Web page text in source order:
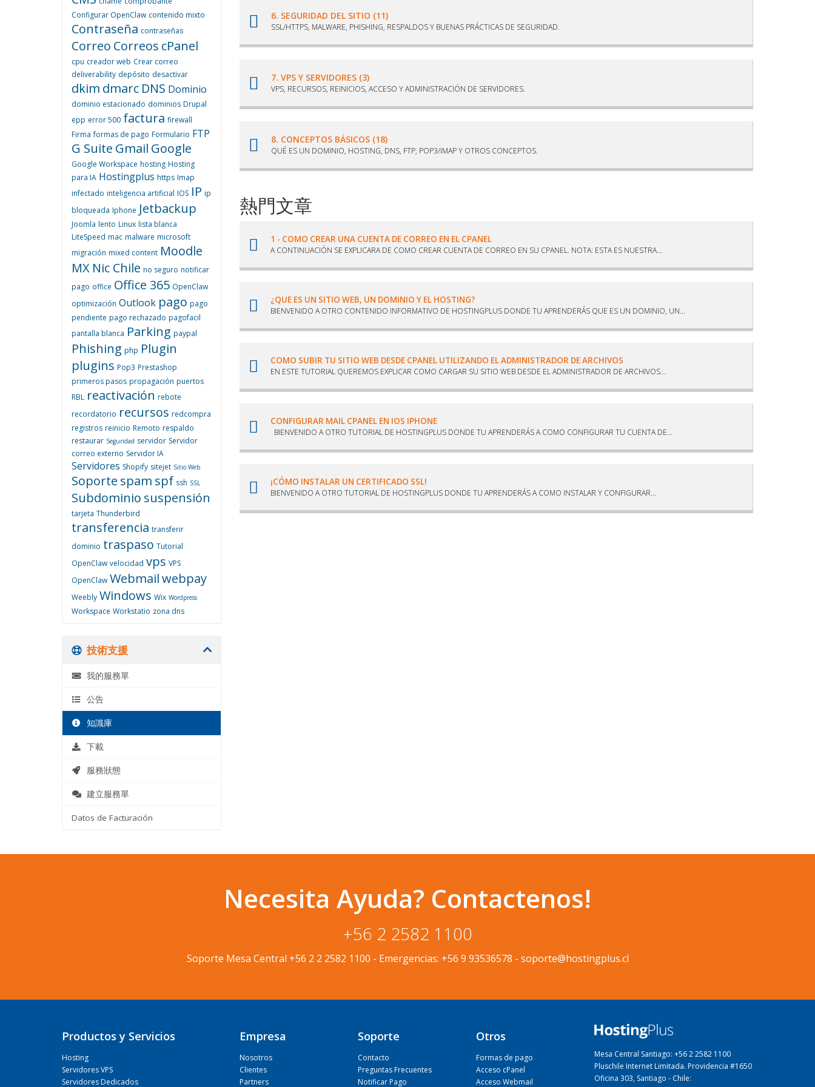
6. SEGURIDAD DEL SITIO (11)
SSL/HTTPS, MALWARE, PHISHING, RESPALDOS Y BUENAS PRÁCTICAS DE SEGURIDAD.
7. VPS Y SERVIDORES (3)
VPS, RECURSOS, REINICIOS, ACCESO Y ADMINISTRACIÓN DE SERVIDORES.
8. CONCEPTOS BÁSICOS (18)
QUÉ ES UN DOMINIO, HOSTING, DNS, FTP, POP3/IMAP Y OTROS CONCEPTOS.
熱門文章
1 - COMO CREAR UNA CUENTA DE CORREO EN EL CPANEL
A CONTINUACIÓN SE EXPLICARA DE COMO CREAR CUENTA DE CORREO EN SU CPANEL. NOTA: ESTA ES NUESTRA...
¿QUE ES UN SITIO WEB, UN DOMINIO Y EL HOSTING?
BIENVENIDO A OTRO CONTENIDO INFORMATIVO DE HOSTINGPLUS DONDE TU APRENDERÁS QUE ES UN DOMINIO, UN...
COMO SUBIR TU SITIO WEB DESDE CPANEL UTILIZANDO EL ADMINISTRADOR DE ARCHIVOS
EN ESTE TUTORIAL QUEREMOS EXPLICAR COMO CARGAR SU SITIO WEB DESDE EL ADMINISTRADOR DE ARCHIVOS...
CONFIGURAR MAIL CPANEL EN IOS IPHONE
BIENVENIDO A OTRO TUTORIAL DE HOSTINGPLUS DONDE TU APRENDERÁS A COMO CONFIGURAR TU CUENTA DE...
¡CÓMO INSTALAR UN CERTIFICADO SSL!
BIENVENIDO A OTRO TUTORIAL DE HOSTINGPLUS DONDE TU APRENDERÁS A COMO INSTALAR Y CONFIGURAR...
Configurar OpenClaw contenido mixto
Contraseña contraseñas
Correo Correos cPanel
cpu creador web Crear correo
deliverability depósito desactivar
dkim dmarc DNS Dominio
dominio estacionado dominios Drupal
epp error 500 factura firewall
Firma formas de pago Formulario FTP
G Suite Gmail Google
Google Workspace hosting Hosting
para IA Hostingplus https Imap
infectado inteligencia artificial IOS IP ip
bloqueada Iphone Jetbackup
Joomla lento Linux lista blanca
LiteSpeed mac malware microsoft
migración mixed content Moodle
MX Nic Chile no seguro notificar
pago office Office 365 OpenClaw
optimización Outlook pago pago
pendiente pago rechazado pagofacil
pantalla blanca Parking paypal
Phishing php Plugin
plugins Pop3 Prestashop
primeros pasos propagación puertos
RBL reactivación rebote
recordatorio recursos redcompra
registros reinicio Remoto respaldo
restaurar Seguridad servidor Servidor
correo externo Servidor IA
Servidores Shopify sitejet Sitio Web
Soporte spam spf ssh SSL
Subdominio suspensión
tarjeta Thunderbird
transferencia transferir
dominio traspaso Tutorial
OpenClaw velocidad vps VPS
OpenClaw Webmailwebpay
Weebly Windows Wix Wordpress
Workspace Workstatio zona dns
技術支援
我的服務單
公告
知識庫
下載
服務狀態
建立服務單
Datos de Facturación
Necesita Ayuda? Contactenos!
+56 2 2582 1100
Soporte Mesa Central +56 2 2 2582 1100 - Emergencias: +56 9 93536578 - soporte@hostingplus.cl
Productos y Servicios
Hosting
Servidores VPS
Servidores Dedicados
Empresa
Nosotros
Clientes
Partners
Soporte
Contacto
Preguntas Frecuentes
Notificar Pago
Otros
Formas de pago
Acceso cPanel
Acceso Webmail
Mesa Central Santiago: +56 2 2582 1100
Pluschile Internet Limitada. Providencia #1650
Oficina 303, Santiago - Chile: